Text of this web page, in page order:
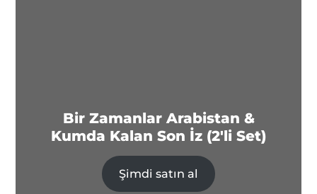
Bir Zamanlar Arabistan &
Kumda Kalan Son İz (2'li Set)
Şimdi satın al